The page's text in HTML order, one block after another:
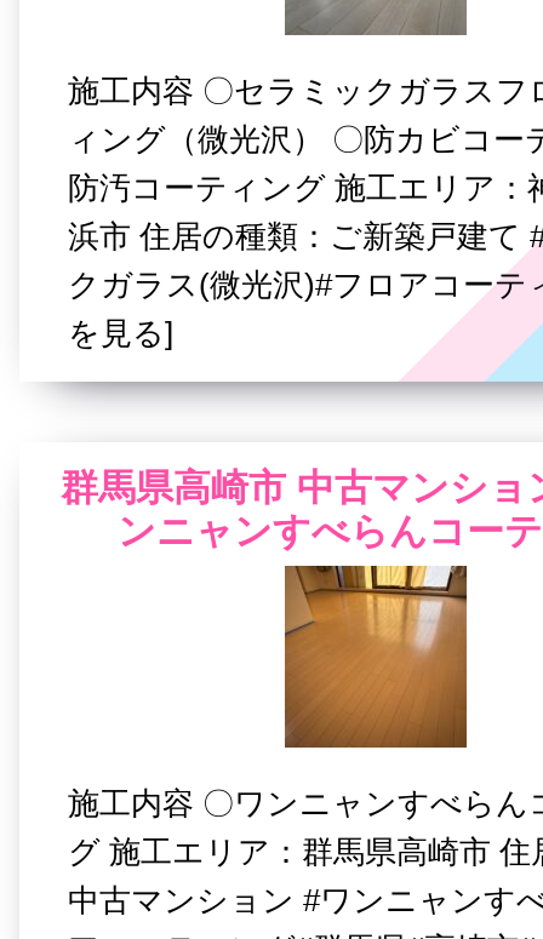
施工内容 〇セラミックガラスフ
ィング（微光沢） 〇防カビコー
防汚コーティング 施工エリア：
浜市 住居の種類：ご新築戸建て
クガラス(微光沢)#フロアコー
を見る]
群馬県高崎市 中古マンショ
ンニャンすべらんコー
施工内容 〇ワンニャンすべらん
グ 施工エリア：群馬県高崎市 住
中古マンション #ワンニャンす